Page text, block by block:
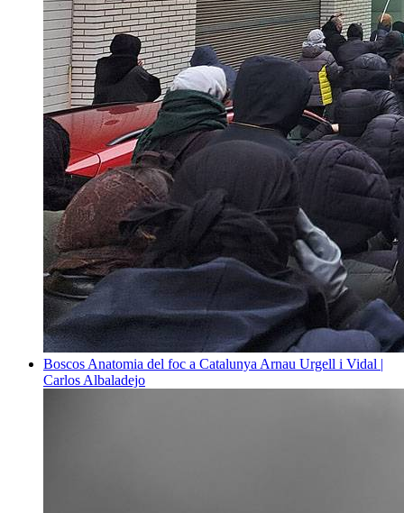
Boscos Anatomia del foc a Catalunya Arnau Urgell i Vidal |
Carlos Albaladejo